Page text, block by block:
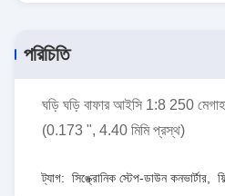
পরিচিতি
ঘড়ি ঘড়ি বাফার আইসি 1:8 250
(0.173 ", 4.40 মিমি প্রস্থ)
ট্যাগ: সিঙ্ক্রোনিক স্টেপ-ডাউন কনভার্টার